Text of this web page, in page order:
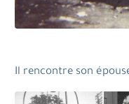
Il rencontre son